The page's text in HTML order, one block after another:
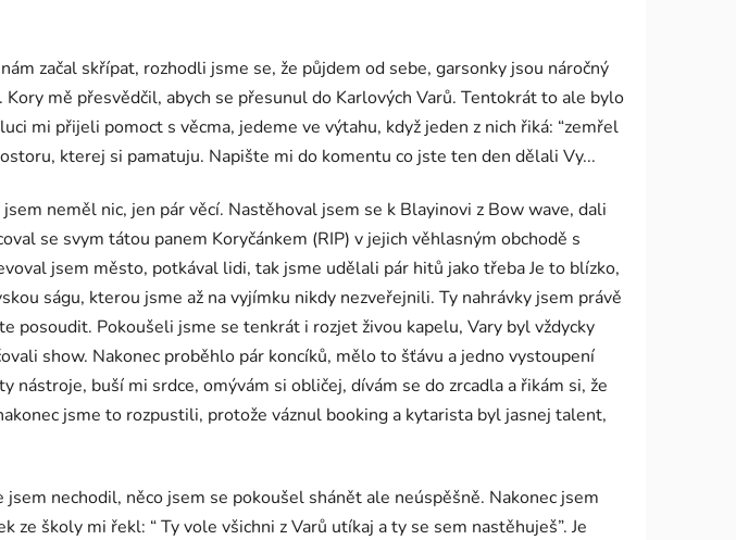
začal skřípat, rozhodli jsme se, že půjdem od sebe, garsonky jsou náročný
mě přesvědčil, abych se přesunul do Karlových Varů. Tentokrát to ale bylo
mi přijeli pomoct s věcma, jedeme ve výtahu, když jeden z nich řiká: “zemřel
kterej si pamatuju. Napište mi do komentu co jste ten den dělali Vy...
neměl nic, jen pár věcí. Nastěhoval jsem se k Blayinovi z Bow wave, dali
se svym tátou panem Koryčánkem (RIP) v jejich věhlasným obchodě s
jsem město, potkával lidi, tak jsme udělali pár hitů jako třeba Je to blízko,
ságu, kterou jsme až na vyjímku nikdy nezveřejnili. Ty nahrávky jsem právě
posoudit. Pokoušeli jsme se tenkrát i rozjet živou kapelu, Vary byl vždycky
show. Nakonec proběhlo pár koncíků, mělo to šťávu a jedno vystoupení
buší mi srdce, omývám si obličej, dívám se do zrcadla a řikám si, že
jsme to rozpustili, protože váznul booking a kytarista byl jasnej talent,
nechodil, něco jsem se pokoušel shánět ale neúspěšně. Nakonec jsem
školy mi řekl: “ Ty vole všichni z Varů utíkaj a ty se sem nastěhuješ”. Je